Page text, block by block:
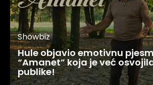
Showbiz
Hule objavio emotivnu
“Amanet” koja je već
publike!